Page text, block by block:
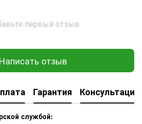
первый отзыв
Написать отзыв
Гарантия Консультация
службой: